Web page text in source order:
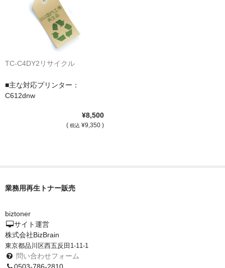
TC-C4DY2リサイクル
■主な対応プリンター：
C612dnw
¥8,500
( 税込 ¥9,350 )
業務用再生トナー販売
biztoner
サイト運営
株式会社BizBrain
東京都品川区西五反田1-11-1
問い合わせフォーム
0503-786-2810